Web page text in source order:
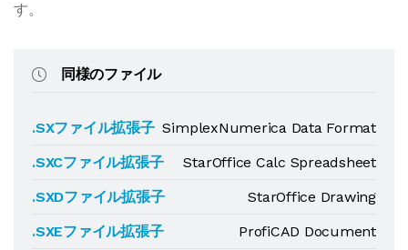
す。
同様のファイル
.SXファイル拡張子 SimplexNumerica Data Format
.SXCファイル拡張子
StarOffice Calc Spreadsheet
.SXDファイル拡張子
StarOffice Drawing
.SXEファイル拡張子
ProfiCAD Document